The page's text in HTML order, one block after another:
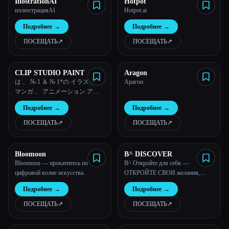
иллюстрацияAI
Подробнее →
ПОСЕЩАТЬ↗︎
Hotpot.ai
Подробнее →
ПОСЕЩАТЬ↗︎
CLIP STUDIO PAINT
は 、 № 1 ＆ № 1*の イラスト 、
マンガ 、 アニメーション アプ
リ。 みんな 使っ てる から 憧れ
の 作風 も 再現 て 、 も たくさ
ん たくさん
Подробнее →
ПОСЕЩАТЬ↗︎
Aragon
Арагон
Подробнее →
ПОСЕЩАТЬ↗︎
Bloomoon
Bloomoon — прокатитесь по
цифровой волне искусства.
Подробнее →
ПОСЕЩАТЬ↗︎
B^ DISCOVER
B^ Откройте для себя —
ОТКРОЙТЕ СВОИ желания,
фантазии, эмоции, мечту, дневник,
жизнь, фантазии в IMAGEEEES!
Подробнее →
ПОСЕЩАТЬ↗︎